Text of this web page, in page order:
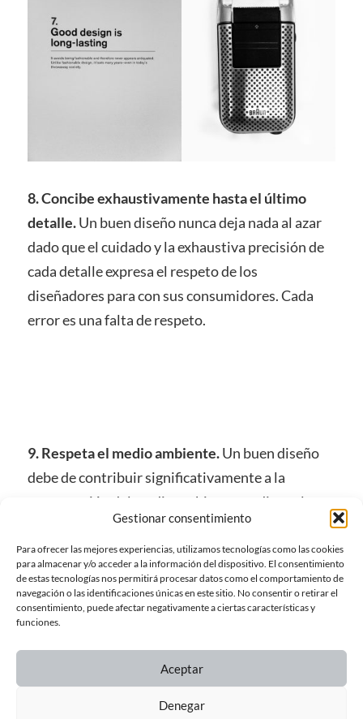
Gestionar consentimiento
Para ofrecer las mejores experiencias, utilizamos tecnologías como las cookies
para almacenar y/o acceder a la información del dispositivo. El consentimiento
de estas tecnologías nos permitirá procesar datos como el comportamiento de
navegación o las identificaciones únicas en este sitio. No consentir o retirar el
consentimiento, puede afectar negativamente a ciertas características y
funciones.
Aceptar
Denegar
8. Concibe exhaustivamente hasta el último
detalle.Un buen diseño nunca deja nada al azar
dado que el cuidado y la exhaustiva precisión de
cada detalle expresa el respeto de los
diseñadores para con sus consumidores. Cada
error es una falta de respeto.
9. Respeta el medio ambiente.Un buen diseño
debe de contribuir significativamente a la
preservación del medio ambiente mediante la
conservación de los recursos y la minimización de
la contaminación física y visual durante el ciclo
de vida del producto.
10. Es diseño en su mínima expresión.Rams
“Menos es más” y en su lugar recomienda
“Menos, pero con mejor ejecución”.